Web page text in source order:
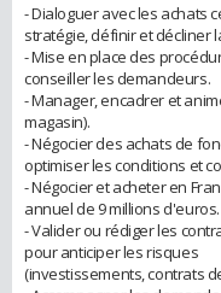
- Dialoguer avec les achats
stratégie, définir et décliner
- Mise en place des
conseiller les demandeurs.
- Manager, encadrer et
magasin).
- Négocier des achats de
optimiser les conditions et
- Négocier et acheter en
annuel de 9 millions d'euros.
- Valider ou rédiger les
pour anticiper les risques
(investissements, contrats